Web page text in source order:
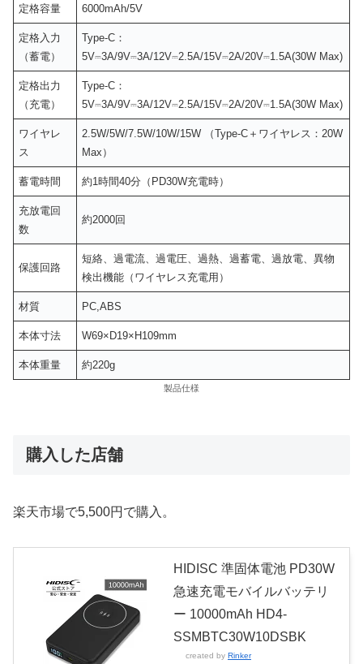
定格容量 6000mAh/5V
定格入力
（蓄電）
Type-C：
5V⎓3A/9V⎓3A/12V⎓2.5A/15V⎓2A/20V⎓1.5A(30W Max)
定格出力
（充電）
Type-C：
5V⎓3A/9V⎓3A/12V⎓2.5A/15V⎓2A/20V⎓1.5A(30W Max)
ワイヤレ
ス
2.5W/5W/7.5W/10W/15W （Type-C＋ワイヤレス：20W
Max）
蓄電時間 約1時間40分（PD30W充電時）
充放電回
数
約2000回
保護回路
短絡、過電流、過電圧、過熱、過蓄電、過放電、異物
検出機能（ワイヤレス充電用）
材質 PC,ABS
本体寸法 W69×D19×H109mm
本体重量 約220g
製品仕様
購入した店舗
楽天市場で5,500円で購入。
HIDISC 準固体電池 PD30W
急速充電モバイルバッテリ
ー 10000mAh HD4-
SSMBTC30W10DSBK
created by Rinker